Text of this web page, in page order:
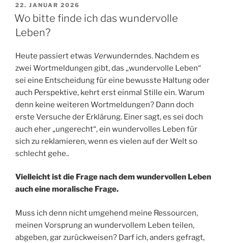
VERÖFFENTLICHT
AM
22. JANUAR 2026
Wo bitte finde ich das wundervolle
Leben?
Heute passiert etwas Verwunderndes. Nachdem es
zwei Wortmeldungen gibt, das „wundervolle Leben“
sei eine Entscheidung für eine bewusste Haltung oder
auch Perspektive, kehrt erst einmal Stille ein. Warum
denn keine weiteren Wortmeldungen? Dann doch
erste Versuche der Erklärung. Einer sagt, es sei doch
auch eher „ungerecht“, ein wundervolles Leben für
sich zu reklamieren, wenn es vielen auf der Welt so
schlecht gehe..
Vielleicht ist die Frage nach dem wundervollen Leben
auch eine moralische Frage.
Muss ich denn nicht umgehend meine Ressourcen,
meinen Vorsprung an wundervollem Leben teilen,
abgeben, gar zurückweisen? Darf ich, anders gefragt,